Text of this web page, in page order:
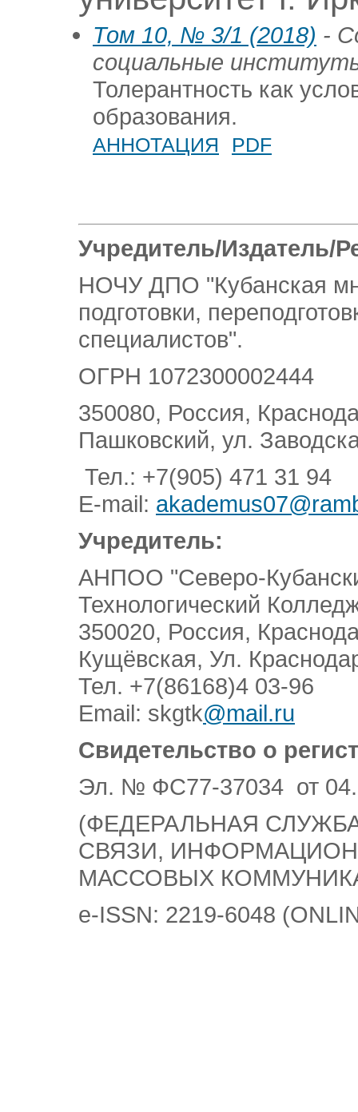
Том 10, № 3/1 (2018) -
социальные
Толерантность как
образования.
АННОТАЦИЯ PDF
Учредитель/Издатель/
НОЧУ ДПО "Кубанская
подготовки,
специалистов".
ОГРН 1072300002444
350080, Россия,
Пашковский, ул.
Тел.: +7(905) 471 31 94
E-mail:
Учредитель:
АНПОО "Северо-
Технологический
350020, Россия,
Кущёвская, Ул.
Тел. +7(86168)4 03-96
Email: skgtk@mail.ru
Свидетельство о
Эл. № ФС77-37034 от
(ФЕДЕРАЛЬНАЯ
СВЯЗИ,
МАССОВЫХ
e-ISSN: 2219-6048